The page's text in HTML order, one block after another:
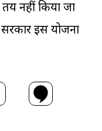
नहीं किया जा
इस योजना